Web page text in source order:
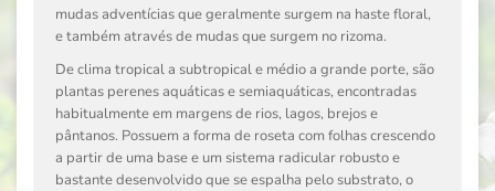
mudas adventícias que geralmente surgem na haste floral,
e também através de mudas que surgem no rizoma.
De clima tropical a subtropical e médio a grande porte, são
plantas perenes aquáticas e semiaquáticas, encontradas
habitualmente em margens de rios, lagos, brejos e
pântanos. Possuem a forma de roseta com folhas crescendo
a partir de uma base e um sistema radicular robusto e
bastante desenvolvido que se espalha pelo substrato, o